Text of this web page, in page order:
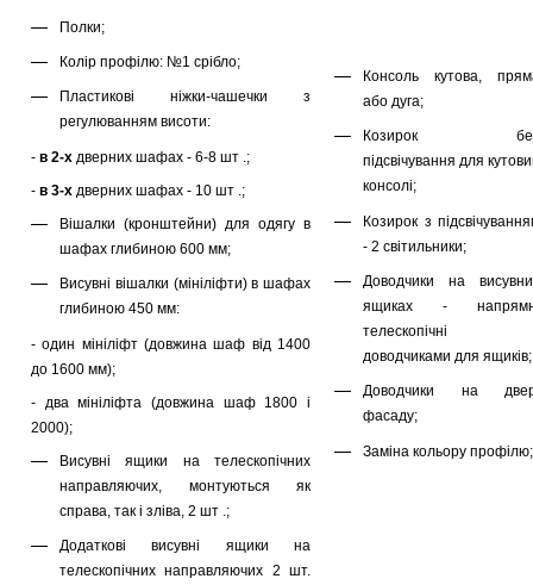
Полки;
Колір профілю: №1 срібло;
Пластикові ніжки-чашечки з
регулюванням висоти:
- в 2-х дверних шафах - 6-8 шт .;
- в 3-х дверних шафах - 10 шт .;
Вішалки (кронштейни) для одягу в
шафах глибиною 600 мм;
Висувні вішалки (мініліфти) в шафах
глибиною 450 мм:
- один мініліфт (довжина шаф від 1400
до 1600 мм);
- два мініліфта (довжина шаф 1800 і
2000);
Висувні ящики на телескопічних
направляючих, монтуються як
справа, так і зліва, 2 шт .;
Додаткові висувні ящики на
телескопічних направляючих 2 шт.
Консоль кутова,
або дуга;
Козирок
підсвічування для
консолі;
Козирок з
- 2 світильники;
Доводчики на
ящиках -
телескопічні
доводчиками для ящиків;
Доводчики на
фасаду;
Заміна кольору профілю;